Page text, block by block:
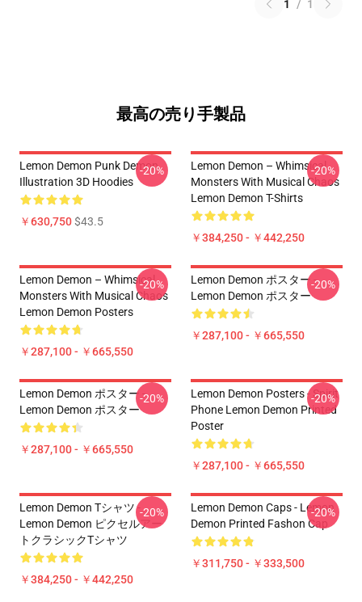
1 / 1
最高の売り手製品
Lemon Demon Punk Demon
Illustration 3D Hoodies
￥630,750$43.5
-20%
Lemon Demon – Whimsical
Monsters With Musical Chaos
Lemon Demon T-Shirts
￥384,250 - ￥442,250
-20%
Lemon Demon – Whimsical
Monsters With Musical Chaos
Lemon Demon Posters
￥287,100 - ￥665,550
-20%
Lemon Demon ポスター -
Lemon Demon ポスター
￥287,100 - ￥665,550
-20%
Lemon Demon ポスター -
Lemon Demon ポスター
￥287,100 - ￥665,550
-20%
Lemon Demon Posters - Spirit
Phone Lemon Demon Printed
Poster
￥287,100 - ￥665,550
-20%
Lemon Demon Tシャツ -
Lemon Demon ピクセルアー
トクラシックTシャツ
￥384,250 - ￥442,250
-20%
Lemon Demon Caps - Lemon
Demon Printed Fashon Cap
￥311,750 - ￥333,500
-20%